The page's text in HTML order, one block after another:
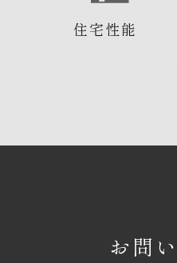
住宅性能
お問